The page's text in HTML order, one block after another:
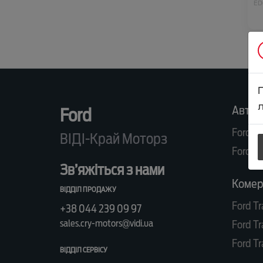
Ford
ВІДІ-Край Моторз
Зв’яжіться з нами
ВІДДІЛ ПРОДАЖУ
+38 044 239 09 97
sales.cry-motors@vidi.ua
ВІДДІЛ СЕРВІСУ
Ford
Ford
Ford
Ford
Ford